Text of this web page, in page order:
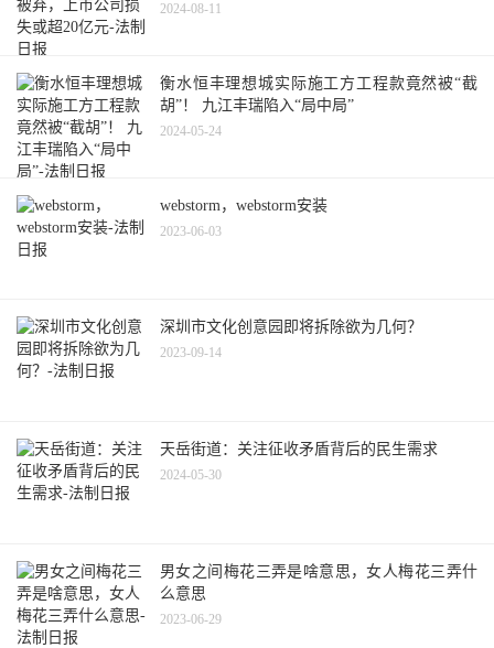
2024-08-11
衡水恒丰理想城实际施工方工程款竟然被“截
胡”！ 九江丰瑞陷入“局中局”
2024-05-24
webstorm，webstorm安装
2023-06-03
深圳市文化创意园即将拆除欲为几何？
2023-09-14
天岳街道：关注征收矛盾背后的民生需求
2024-05-30
男女之间梅花三弄是啥意思，女人梅花三弄什
么意思
2023-06-29